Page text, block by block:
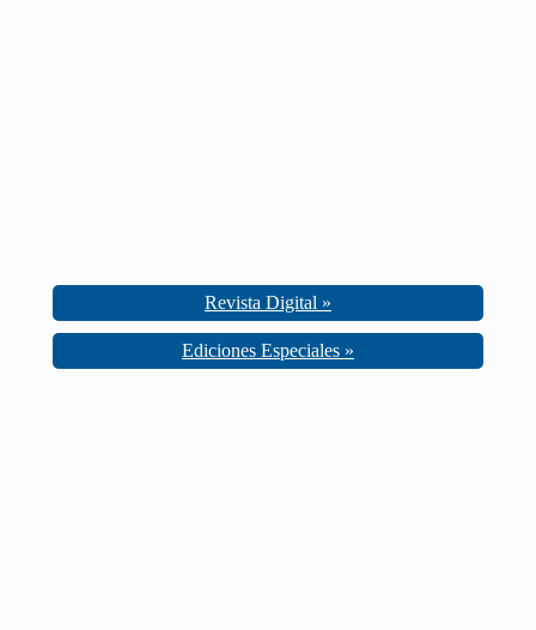
Revista Digital »
Ediciones Especiales »